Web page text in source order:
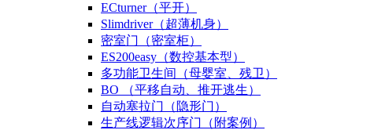
ECturner（平开）
Slimdriver（超薄机身）
密室门（密室柜）
ES200easy（数控基本型）
多功能卫生间（母婴室、残卫）
BO （平移自动、推开逃生）
自动塞拉门（隐形门）
生产线逻辑次序门（附案例）